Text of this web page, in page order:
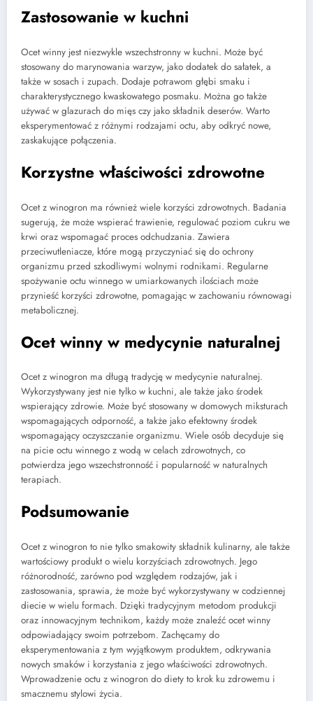
Zastosowanie w kuchni
Ocet winny jest niezwykle wszechstronny w kuchni. Może być
stosowany do marynowania warzyw, jako dodatek do sałatek, a
także w sosach i zupach. Dodaje potrawom głębi smaku i
charakterystycznego kwaskowatego posmaku. Można go także
używać w glazurach do mięs czy jako składnik deserów. Warto
eksperymentować z różnymi rodzajami octu, aby odkryć nowe,
zaskakujące połączenia.
Korzystne właściwości zdrowotne
Ocet z winogron ma również wiele korzyści zdrowotnych. Badania
sugerują, że może wspierać trawienie, regulować poziom cukru we
krwi oraz wspomagać proces odchudzania. Zawiera
przeciwutleniacze, które mogą przyczyniać się do ochrony
organizmu przed szkodliwymi wolnymi rodnikami. Regularne
spożywanie octu winnego w umiarkowanych ilościach może
przynieść korzyści zdrowotne, pomagając w zachowaniu równowagi
metabolicznej.
Ocet winny w medycynie naturalnej
Ocet z winogron ma długą tradycję w medycynie naturalnej.
Wykorzystywany jest nie tylko w kuchni, ale także jako środek
wspierający zdrowie. Może być stosowany w domowych miksturach
wspomagających odporność, a także jako efektowny środek
wspomagający oczyszczanie organizmu. Wiele osób decyduje się
na picie octu winnego z wodą w celach zdrowotnych, co
potwierdza jego wszechstronność i popularność w naturalnych
terapiach.
Podsumowanie
Ocet z winogron to nie tylko smakowity składnik kulinarny, ale także
wartościowy produkt o wielu korzyściach zdrowotnych. Jego
różnorodność, zarówno pod względem rodzajów, jak i
zastosowania, sprawia, że może być wykorzystywany w codziennej
diecie w wielu formach. Dzięki tradycyjnym metodom produkcji
oraz innowacyjnym technikom, każdy może znaleźć ocet winny
odpowiadający swoim potrzebom. Zachęcamy do
eksperymentowania z tym wyjątkowym produktem, odkrywania
nowych smaków i korzystania z jego właściwości zdrowotnych.
Wprowadzenie octu z winogron do diety to krok ku zdrowemu i
smacznemu stylowi życia.